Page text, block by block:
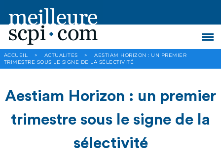
ACCUEIL > ACTUALITES >
AESTIAM HORIZON : UN PREMIER
TRIMESTRE SOUS LE SIGNE DE LA SÉLECTIVITÉ
Aestiam Horizon : un premier
trimestre sous le signe de la
sélectivité